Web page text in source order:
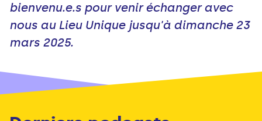
bienvenu.e.s pour venir échanger avec
nous au Lieu Unique jusqu'à dimanche 23
mars 2025.